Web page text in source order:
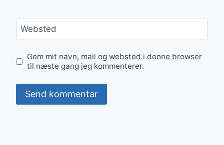
Websted
Gem mit navn, mail og websted i denne browser
til næste gang jeg kommenterer.